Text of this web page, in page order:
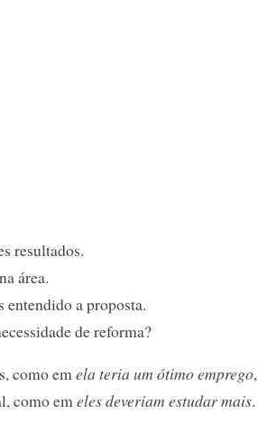
resultados.
área.
entendido a proposta.
de reforma?
como emela teria um ótimo emprego,
como emeles deveriam estudar mais.